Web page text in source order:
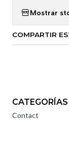
Mostrar
COMPARTIR
CATEGORÍAS
Contact